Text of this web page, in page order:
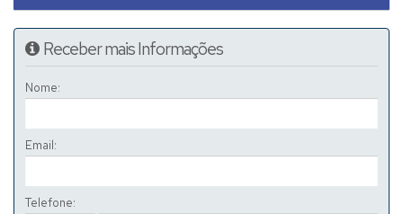
Excelente bairro para se viver
Infraestrutura completa
Pista de caminhada
Playground
2 Lagos
Área de preservação
Receber mais Informações
Nome:
Email:
Telefone: